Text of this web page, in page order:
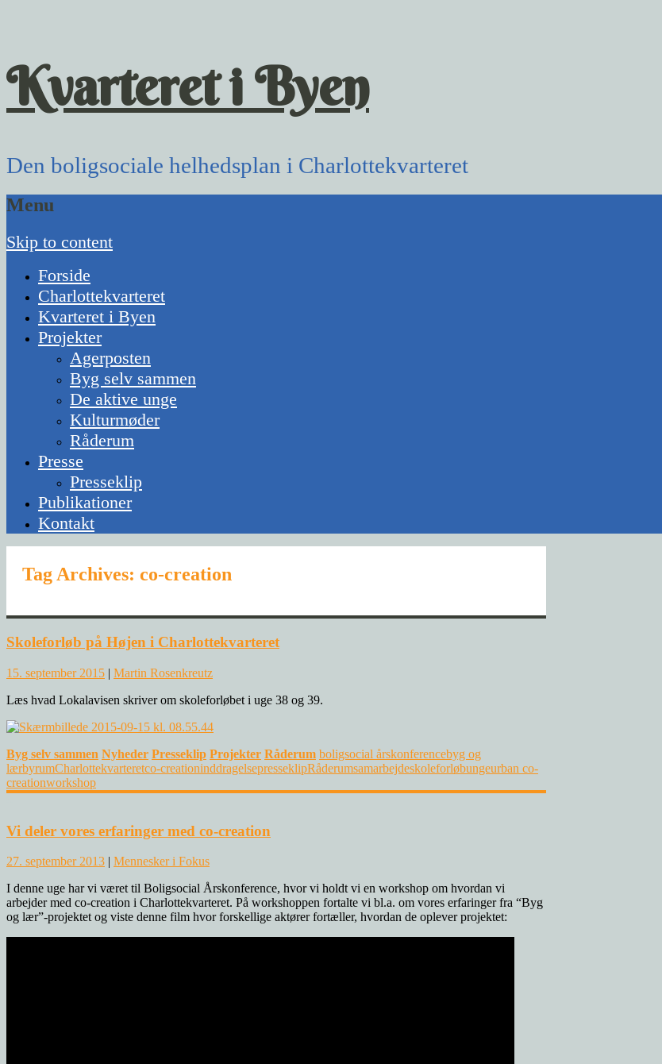
Kvarteret i Byen
Den boligsociale helhedsplan i Charlottekvarteret
Menu
Skip to content
Forside
Charlottekvarteret
Kvarteret i Byen
Projekter
Agerposten
Byg selv sammen
De aktive unge
Kulturmøder
Råderum
Presse
Presseklip
Publikationer
Kontakt
Tag Archives: co-creation
Skoleforløb på Højen i Charlottekvarteret
15. september 2015 | Martin Rosenkreutz
Læs hvad Lokalavisen skriver om skoleforløbet i uge 38 og 39.
Byg selv sammen Nyheder Presseklip Projekter Råderum boligsocial årskonferencebyg og
lærbyrumCharlottekvarteretco-creationinddragelsepresseklipRåderumsamarbejdeskoleforløbungeurban co-
creationworkshop
Vi deler vores erfaringer med co-creation
27. september 2013 | Mennesker i Fokus
I denne uge har vi været til Boligsocial Årskonference, hvor vi holdt vi en workshop om hvordan vi
arbejder med co-creation i Charlottekvarteret. På workshoppen fortalte vi bl.a. om vores erfaringer fra “Byg
og lær”-projektet og viste denne film hvor forskellige aktører fortæller, hvordan de oplever projektet: